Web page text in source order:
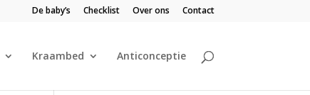
De baby’s Checklist Over ons Contact
Kraambed Anticonceptie